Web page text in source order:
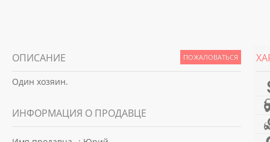
ОПИСАНИЕ ПОЖАЛОВАТЬСЯ
Один хозяин.
ИНФОРМАЦИЯ О ПРОДАВЦЕ